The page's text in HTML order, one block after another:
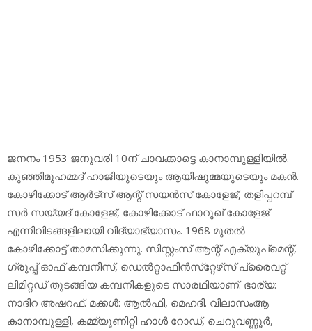
ജനനം 1953 ജനുവരി 10ന് ചാവക്കാട്ടെ കാനാമ്പുള്ളിയില്‍.
കുഞ്ഞിമുഹമ്മദ് ഹാജിയുടെയും ആയിഷുമ്മയുടെയും മകന്‍.
കോഴിക്കോട് ആര്‍ട്‌സ് ആന്റ് സയന്‍സ് കോളേജ്, തളിപ്പറമ്പ്
സര്‍ സയ്യദ് കോളേജ്, കോഴിക്കോട് ഫാറൂഖ് കോളേജ്
എന്നിവിടങ്ങളിലായി വിദ്യാഭ്യാസം. 1968 മുതല്‍
കോഴിക്കോട്ട് താമസിക്കുന്നു. സിസ്റ്റംസ് ആന്റ് എക്യുപ്‌മെന്റ്,
ഗ്രൂപ്പ് ഓഫ് കമ്പനീസ്, ഡെല്‍റ്റാഫിന്‍സ്‌റ്റേഴ്‌സ് പ്രൈവറ്റ്
ലിമിറ്റഡ് തുടങ്ങിയ കമ്പനികളുടെ സാരഥിയാണ്. ഭാര്യ:
നാദിറ അഷറഫ്. മക്കള്‍: ആല്‍ഫി, മെഹദി. വിലാസംആ
കാനാമ്പുള്ളി, കമ്മ്യൂണിറ്റി ഹാള്‍ റോഡ്, ചെറുവണ്ണൂര്‍,